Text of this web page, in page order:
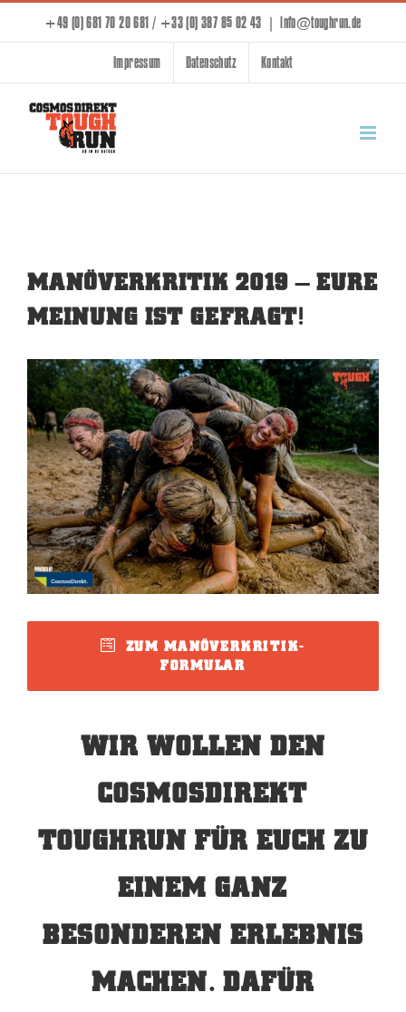
content
+49 (0) 681 70 20 681 / +33 (0) 387 85 02 43 | info@toughrun.de
Impressum Datenschutz Kontakt
MANÖVERKRITIK 2019 – EURE
MEINUNG IST GEFRAGT!
View
Larger
Image
ZUM MANÖVERKRITIK-
FORMULAR
WIR WOLLEN DEN
COSMOSDIREKT
TOUGHRUN FÜR EUCH ZU
EINEM GANZ
BESONDEREN ERLEBNIS
MACHEN. DAFÜR